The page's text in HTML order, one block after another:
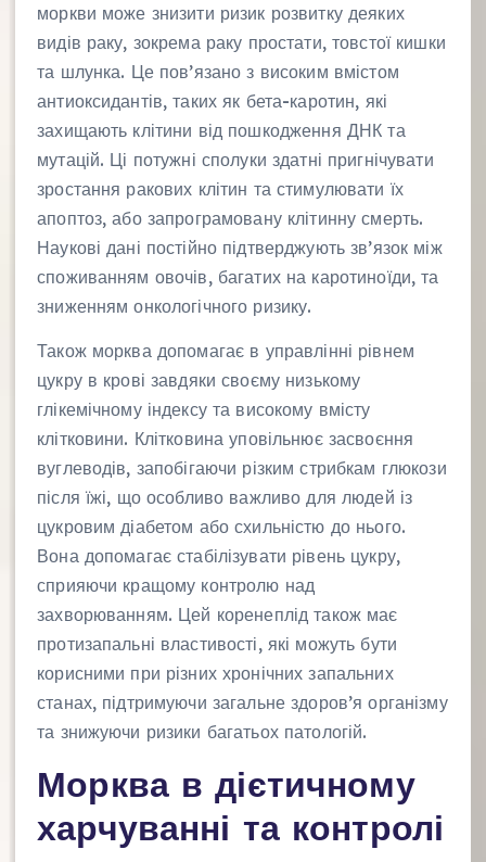
моркви може знизити ризик розвитку деяких
видів раку, зокрема раку простати, товстої кишки
та шлунка. Це пов’язано з високим вмістом
антиоксидантів, таких як бета-каротин, які
захищають клітини від пошкодження ДНК та
мутацій. Ці потужні сполуки здатні пригнічувати
зростання ракових клітин та стимулювати їх
апоптоз, або запрограмовану клітинну смерть.
Наукові дані постійно підтверджують зв’язок між
споживанням овочів, багатих на каротиноїди, та
зниженням онкологічного ризику.
Також морква допомагає в управлінні рівнем
цукру в крові завдяки своєму низькому
глікемічному індексу та високому вмісту
клітковини. Клітковина уповільнює засвоєння
вуглеводів, запобігаючи різким стрибкам глюкози
після їжі, що особливо важливо для людей із
цукровим діабетом або схильністю до нього.
Вона допомагає стабілізувати рівень цукру,
сприяючи кращому контролю над
захворюванням. Цей коренеплід також має
протизапальні властивості, які можуть бути
корисними при різних хронічних запальних
станах, підтримуючи загальне здоров’я організму
та знижуючи ризики багатьох патологій.
Морква в дієтичному
харчуванні та контролі